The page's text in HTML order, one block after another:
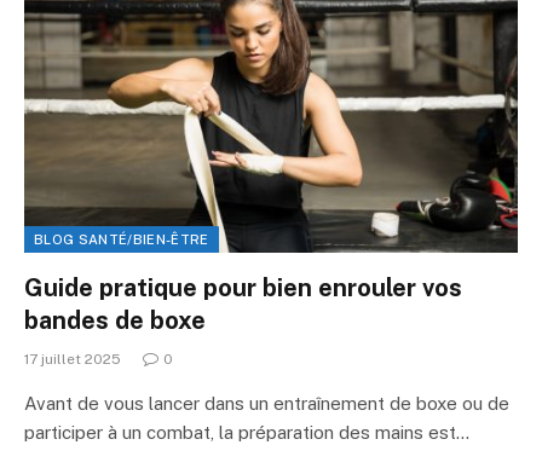
BLOG SANTÉ/BIEN-ÊTRE
Guide pratique pour bien enrouler vos
bandes de boxe
17 juillet 2025 0
Avant de vous lancer dans un entraînement de boxe ou de
participer à un combat, la préparation des mains est…